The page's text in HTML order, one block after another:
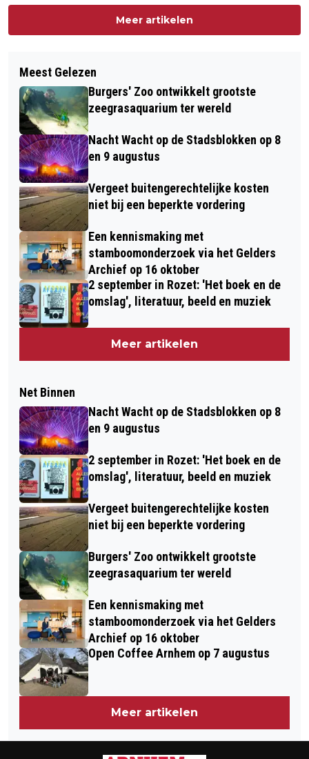
Meer artikelen
Meest Gelezen
Burgers' Zoo ontwikkelt grootste
zeegrasaquarium ter wereld
Nacht Wacht op de Stadsblokken op 8
en 9 augustus
Vergeet buitengerechtelijke kosten
niet bij een beperkte vordering
Een kennismaking met
stamboomonderzoek via het Gelders
Archief op 16 oktober
2 september in Rozet: 'Het boek en de
omslag', literatuur, beeld en muziek
Meer artikelen
Net Binnen
Nacht Wacht op de Stadsblokken op 8
en 9 augustus
2 september in Rozet: 'Het boek en de
omslag', literatuur, beeld en muziek
Vergeet buitengerechtelijke kosten
niet bij een beperkte vordering
Burgers' Zoo ontwikkelt grootste
zeegrasaquarium ter wereld
Een kennismaking met
stamboomonderzoek via het Gelders
Archief op 16 oktober
Open Coffee Arnhem op 7 augustus
Meer artikelen